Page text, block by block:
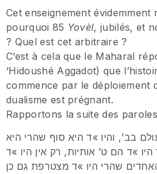
Cet enseignement évidemment
pourquoi 85 Yovèl, jubilés, et
? Quel est cet arbitraire ?
C’est à cela que le Maharal
‘Hidoushé Aggadot) que
commence par le déploiement
dualisme est prégnant.
Rapportons la suite des
בב’, והיו »ד היא סוף שהרי היא
»ד הם ט’ אותיות, רק אין היו »ד
שהרי היו »ד מצטרפת גם כן